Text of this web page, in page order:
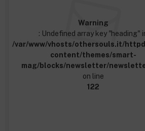
Warning
: Undefined array key "heading"
/var/www/vhosts/othersouls.it/
content/themes/smart-
mag/blocks/newsletter/
on line
122